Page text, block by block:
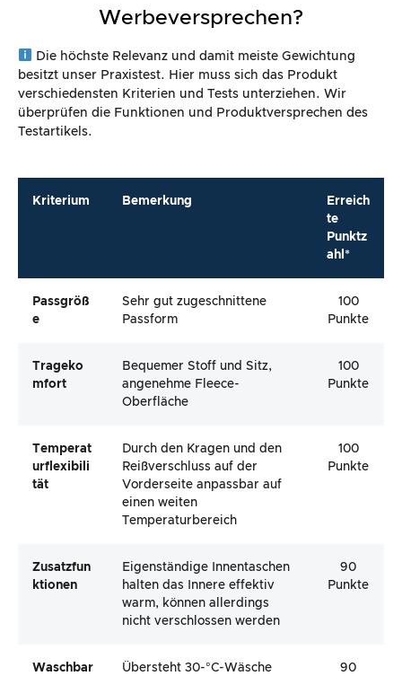
Werbeversprechen?
Die höchste Relevanz und damit meiste Gewichtung
besitzt unser Praxistest. Hier muss sich das Produkt
verschiedensten Kriterien und Tests unterziehen. Wir
überprüfen die Funktionen und Produktversprechen des
Testartikels.
Kriterium Bemerkung
Erreich
te
Punktz
ahl*
Passgröß
E
Sehr gut zugeschnittene
Passform
100
Punkte
Trageko
Mfort
Bequemer Stoff und Sitz,
angenehme Fleece-
Oberfläche
100
Punkte
Temperat
Urflexibili
Tät
Durch den Kragen und den
Reißverschluss auf der
Vorderseite anpassbar auf
einen weiten
Temperaturbereich
100
Punkte
Zusatzfun
Ktionen
Eigenständige Innentaschen
halten das Innere effektiv
warm, können allerdings
nicht verschlossen werden
90
Punkte
Waschbar
Übersteht 30-°C-Wäsche
90